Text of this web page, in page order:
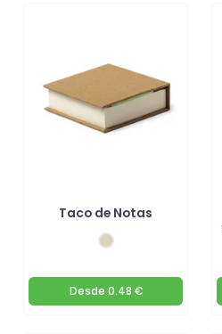
Taco de Notas
Desde 0.48 €